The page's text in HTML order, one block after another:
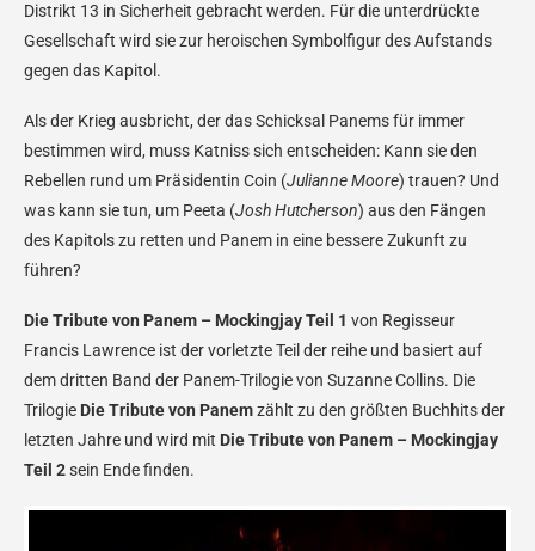
Distrikt 13 in Sicherheit gebracht werden. Für die unterdrückte
Gesellschaft wird sie zur heroischen Symbolfigur des Aufstands
gegen das Kapitol.
Als der Krieg ausbricht, der das Schicksal Panems für immer
bestimmen wird, muss Katniss sich entscheiden: Kann sie den
Rebellen rund um Präsidentin Coin (Julianne Moore) trauen? Und
was kann sie tun, um Peeta (Josh Hutcherson) aus den Fängen
des Kapitols zu retten und Panem in eine bessere Zukunft zu
führen?
Die Tribute von Panem – Mockingjay Teil 1 von Regisseur
Francis Lawrence ist der vorletzte Teil der reihe und basiert auf
dem dritten Band der Panem-Trilogie von Suzanne Collins. Die
Trilogie Die Tribute von Panemzählt zu den größten Buchhits der
letzten Jahre und wird mit Die Tribute von Panem – Mockingjay
Teil 2sein Ende finden.